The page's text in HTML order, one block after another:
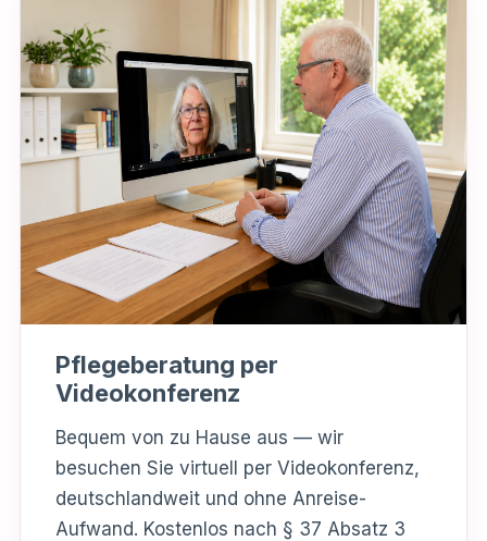
Pflegeberatung per
Videokonferenz
Bequem von zu Hause aus — wir
besuchen Sie virtuell per Videokonferenz,
deutschlandweit und ohne Anreise-
Aufwand. Kostenlos nach § 37 Absatz 3